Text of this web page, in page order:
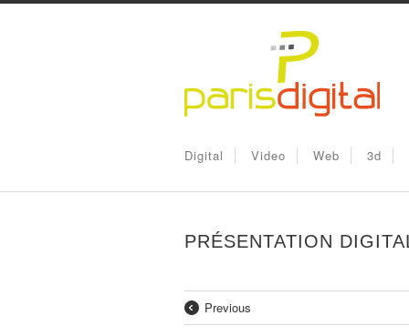
Digital Video Web 3d
PRÉSENTATION
Previous